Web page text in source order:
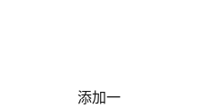
添加一